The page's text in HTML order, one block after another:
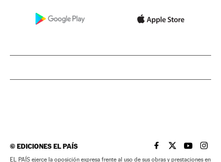
©EDICIONES EL PAÍS EL PAÍS BRASIL EN
EL PAÍSEL PAÍS
EL
EL PAÍS ejerce la oposición expresa frente al uso de sus obras y prestaciones en